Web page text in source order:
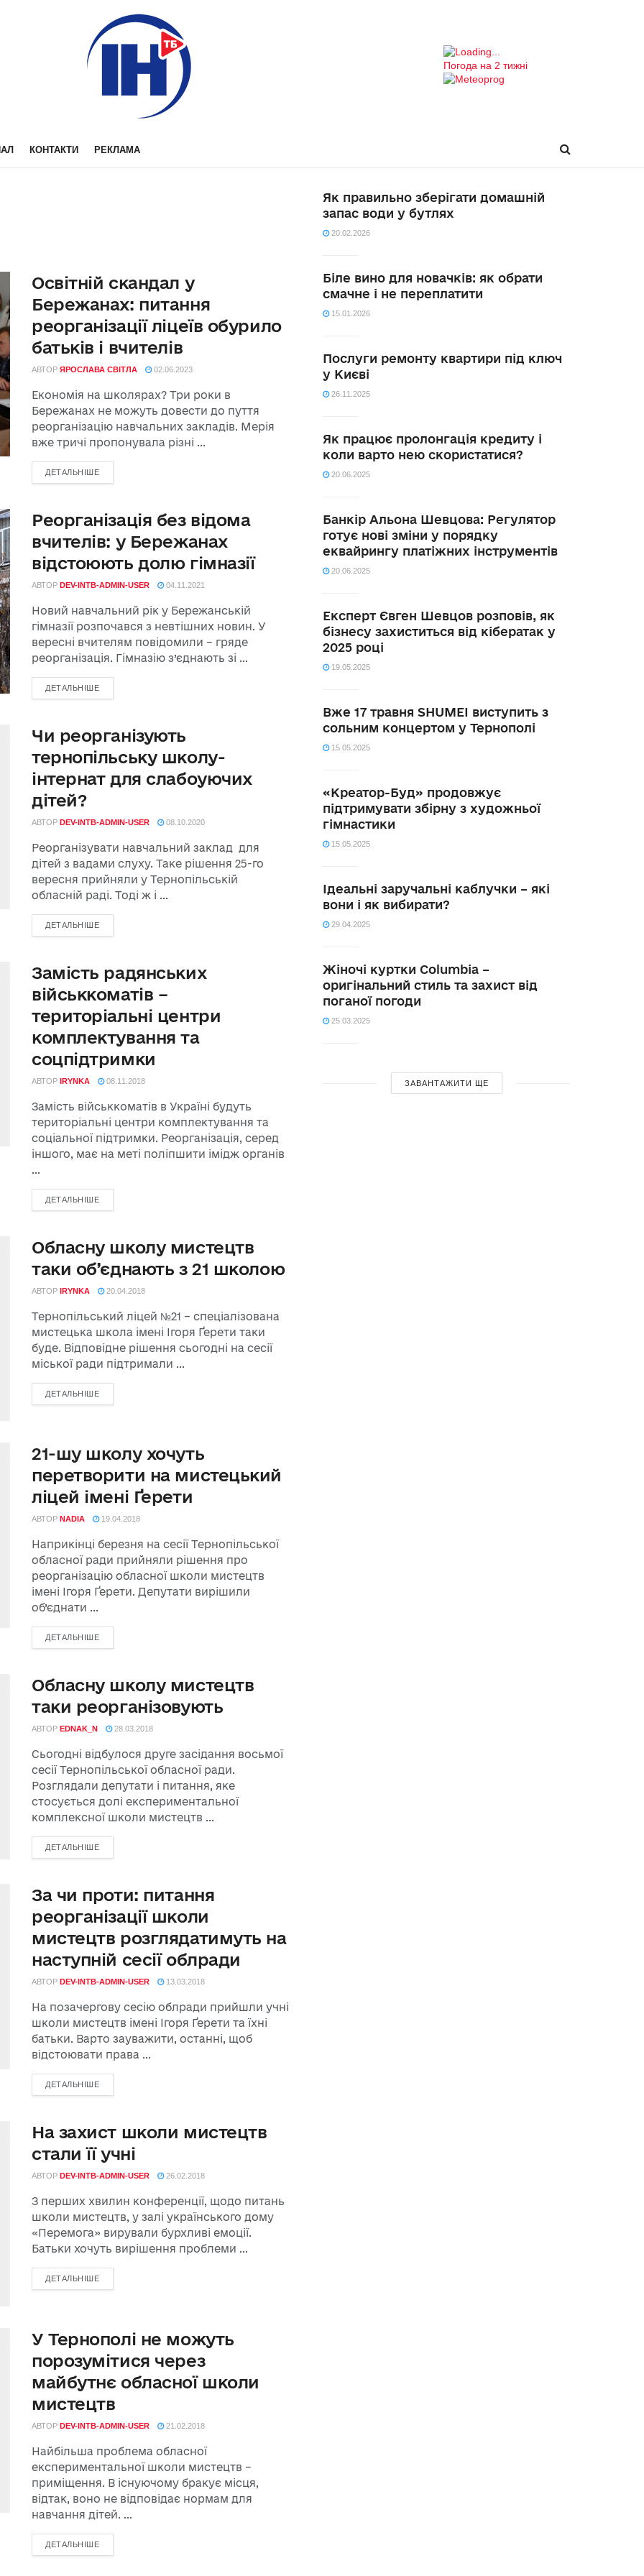
Погода на 2 тижні
КОНТАКТИ РЕКЛАМА
Освітній скандал у
Бережанах: питання
реорганізації ліцеїв обурило
батьків і вчителів
АВТОР ЯРОСЛАВА СВІТЛА 02.06.2023
Економія на школярах? Три роки в
Бережанах не можуть довести до пуття
реорганізацію навчальних закладів. Мерія
вже тричі пропонувала різні ...
ДЕТАЛЬНІШЕ
Реорганізація без відома
вчителів: у Бережанах
відстоюють долю гімназії
АВТОР DEV-INTB-ADMIN-USER 04.11.2021
Новий навчальний рік у Бережанській
гімназії розпочався з невтішних новин. У
вересні вчителям повідомили – гряде
реорганізація. Гімназію з’єднають зі ...
ДЕТАЛЬНІШЕ
Чи реорганізують
тернопільську школу-
інтернат для слабоуючих
дітей?
АВТОР DEV-INTB-ADMIN-USER 08.10.2020
Реорганізувати навчальний заклад для
дітей з вадами слуху. Таке рішення 25-го
вересня прийняли у Тернопільській
обласній раді. Тоді ж і ...
ДЕТАЛЬНІШЕ
Замість радянських
військкоматів –
територіальні центри
комплектування та
соцпідтримки
АВТОР IRYNKA 08.11.2018
Замість військкоматів в Україні будуть
територіальні центри комплектування та
соціальної підтримки. Реорганізація, серед
іншого, має на меті поліпшити імідж органів
...
ДЕТАЛЬНІШЕ
Обласну школу мистецтв
таки об’єднають з 21 школою
АВТОР IRYNKA 20.04.2018
Тернопільський ліцей №21 – спеціалізована
мистецька школа імені Ігоря Ґерети таки
буде. Відповідне рішення сьогодні на сесії
міської ради підтримали ...
ДЕТАЛЬНІШЕ
21-шу школу хочуть
перетворити на мистецький
ліцей імені Ґерети
АВТОР NADIA 19.04.2018
Наприкінці березня на сесії Тернопільської
обласної ради прийняли рішення про
реорганізацію обласної школи мистецтв
імені Ігоря Ґерети. Депутати вирішили
об’єднати ...
ДЕТАЛЬНІШЕ
Обласну школу мистецтв
таки реорганізовують
АВТОР EDNAK_N 28.03.2018
Сьогодні відбулося друге засідання восьмої
сесії Тернопільської обласної ради.
Розглядали депутати і питання, яке
стосується долі експериментальної
комплексної школи мистецтв ...
ДЕТАЛЬНІШЕ
За чи проти: питання
реорганізації школи
мистецтв розглядатимуть на
наступній сесії облради
АВТОР DEV-INTB-ADMIN-USER 13.03.2018
На позачергову сесію облради прийшли учні
школи мистецтв імені Ігоря Ґерети та їхні
батьки. Варто зауважити, останні, щоб
відстоювати права ...
ДЕТАЛЬНІШЕ
На захист школи мистецтв
стали її учні
АВТОР DEV-INTB-ADMIN-USER 26.02.2018
З перших хвилин конференції, щодо питань
школи мистецтв, у залі українського дому
«Перемога» вирували бурхливі емоції.
Батьки хочуть вирішення проблеми ...
ДЕТАЛЬНІШЕ
У Тернополі не можуть
порозумітися через
майбутнє обласної школи
мистецтв
АВТОР DEV-INTB-ADMIN-USER 21.02.2018
Найбільша проблема обласної
експериментальної школи мистецтв –
приміщення. В існуючому бракує місця,
відтак, воно не відповідає нормам для
навчання дітей. ...
ДЕТАЛЬНІШЕ
Як правильно зберігати домашній
запас води у бутлях
20.02.2026
Біле вино для новачків: як обрати
смачне і не переплатити
15.01.2026
Послуги ремонту квартири під ключ
у Києві
26.11.2025
Як працює пролонгація кредиту і
коли варто нею скористатися?
20.06.2025
Банкір Альона Шевцова: Регулятор
готує нові зміни у порядку
еквайрингу платіжних інструментів
20.06.2025
Експерт Євген Шевцов розповів, як
бізнесу захиститься від кібератак у
2025 році
19.05.2025
Вже 17 травня SHUMEI виступить з
сольним концертом у Тернополі
15.05.2025
«Креатор-Буд» продовжує
підтримувати збірну з художньої
гімнастики
15.05.2025
Ідеальні заручальні каблучки – які
вони і як вибирати?
29.04.2025
Жіночі куртки Columbia –
оригінальний стиль та захист від
поганої погоди
25.03.2025
ЗАВАНТАЖИТИ ЩЕ